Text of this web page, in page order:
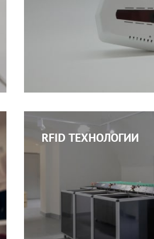
RFID ТЕХНОЛОГИИ